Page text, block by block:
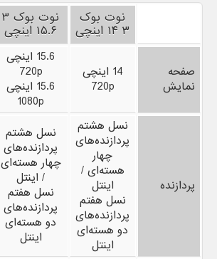
نوت بوک
۳ ۱۴ اینچی
نوت بوک ۳
۱۵.۶ اینچی
صفحه
نمایش
14 اینچی
720p
15.6 اینچی
720p
15.6 اینچی
1080p
پردازنده
نسل هشتم
پردازنده‌های
چهار
هسته‌ای /
اینتل
نسل هفتم
پردازنده‌های
دو هسته‌ای
اینتل
نسل هشتم
پردازنده‌های
چهار هسته‌ای
/ اینتل
نسل هفتم
پردازنده‌های
دو هسته‌ای
اینتل